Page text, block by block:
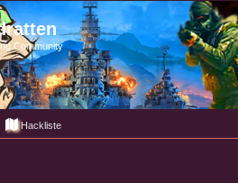
Community
Hackliste